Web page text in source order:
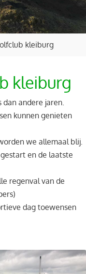
kleiburg
kleiburg
dan andere jaren.
kunnen genieten
we allemaal blij.
gestart en de laatste
regenval van de
dag toewensen